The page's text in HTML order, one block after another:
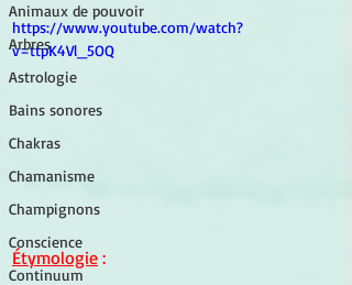
Animaux de pouvoir
Arbres
Astrologie
Bains sonores
Chakras
Chamanisme
Champignons
Conscience
Continuum
https://www.youtube.com/watch?
v=ttpK4Vl_5OQ
Étymologie :